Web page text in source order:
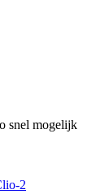
snel mogelijk